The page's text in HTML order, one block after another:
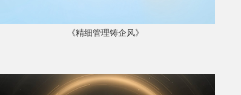
《精细管理铸企风》